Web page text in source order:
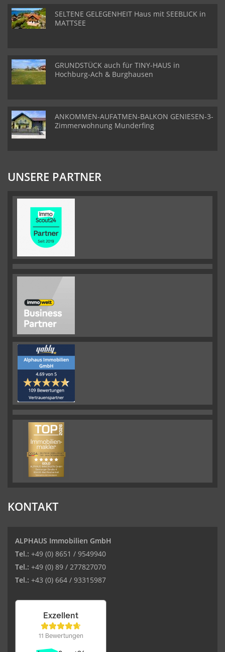
SELTENE GELEGENHEIT Haus mit SEEBLICK in
MATTSEE
GRUNDSTÜCK auch für TINY-HAUS in
Hochburg-Ach & Burghausen
ANKOMMEN-AUFATMEN-BALKON GENIESEN-3-
Zimmerwohnung Munderfing
UNSERE PARTNER
KONTAKT
ALPHAUS Immobilien GmbH
Tel.: +49 (0) 8651 / 9549940
Tel.: +49 (0) 89 / 277827070
Tel.: +43 (0) 664 / 93315987